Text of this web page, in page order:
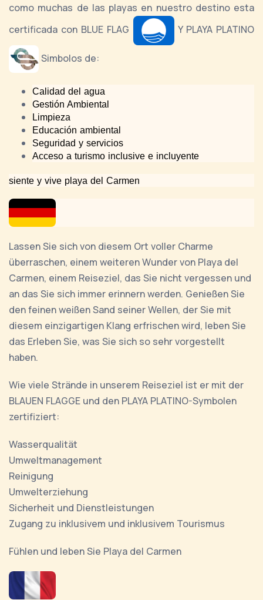
como muchas de las playas en nuestro destino esta
certificada con BLUE FLAG
Y PLAYA PLATINO
Simbolos de:
Calidad del agua
Gestión Ambiental
Limpieza
Educación ambiental
Seguridad y servicios
Acceso a turismo inclusive e incluyente
siente y vive playa del Carmen
Lassen Sie sich von diesem Ort voller Charme
überraschen, einem weiteren Wunder von Playa del
Carmen, einem Reiseziel, das Sie nicht vergessen und
an das Sie sich immer erinnern werden. Genießen Sie
den feinen weißen Sand seiner Wellen, der Sie mit
diesem einzigartigen Klang erfrischen wird, leben Sie
das Erleben Sie, was Sie sich so sehr vorgestellt
haben.
Wie viele Strände in unserem Reiseziel ist er mit der
BLAUEN FLAGGE und den PLAYA PLATINO-Symbolen
zertifiziert:
Wasserqualität
Umweltmanagement
Reinigung
Umwelterziehung
Sicherheit und Dienstleistungen
Zugang zu inklusivem und inklusivem Tourismus
Fühlen und leben Sie Playa del Carmen